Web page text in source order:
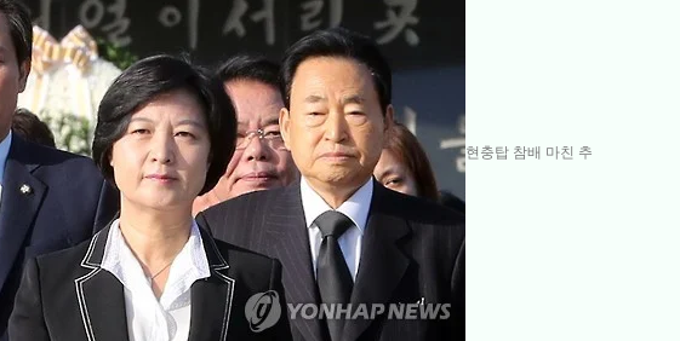
현충탑 참배 마친 추